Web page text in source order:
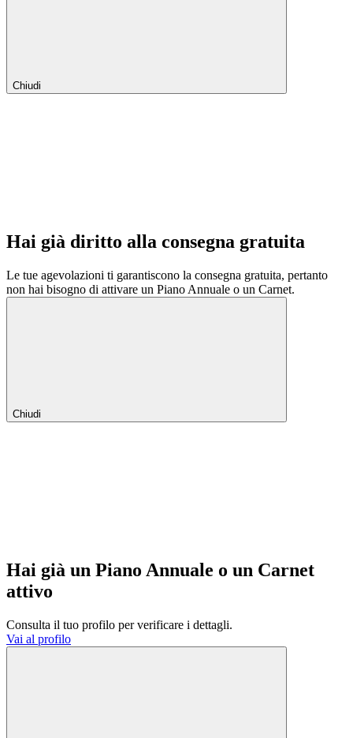
Chiudi
Hai già diritto alla consegna gratuita
Le tue agevolazioni ti garantiscono la consegna gratuita, pertanto
non hai bisogno di attivare un Piano Annuale o un Carnet.
Chiudi
Hai già un Piano Annuale o un Carnet
attivo
Consulta il tuo profilo per verificare i dettagli.
Vai al profilo